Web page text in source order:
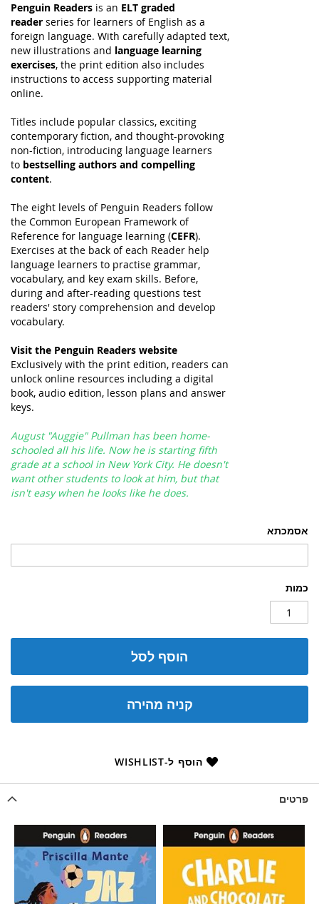
אסמכתא
כמות
הוסף לסל
קניה מהירה
הוסף ל-WISHLIST
Penguin Readers is an ELT graded
reader series for learners of English as a
foreign language. With carefully adapted text,
new illustrations and language learning
exercises, the print edition also includes
instructions to access supporting material
online.
Titles include popular classics, exciting
contemporary fiction, and thought-provoking
non-fiction, introducing language learners
to bestselling authors and compelling
content.
The eight levels of Penguin Readers follow
the Common European Framework of
Reference for language learning (CEFR).
Exercises at the back of each Reader help
language learners to practise grammar,
vocabulary, and key exam skills. Before,
during and after-reading questions test
readers' story comprehension and develop
vocabulary.
Visit the Penguin Readers website
Exclusively with the print edition, readers can
unlock online resources including a digital
book, audio edition, lesson plans and answer
keys.
August "Auggie" Pullman has been home-
schooled all his life. Now he is starting fifth
grade at a school in New York City. He doesn't
want other students to look at him, but that
isn't easy when he looks like he does.
פרטים